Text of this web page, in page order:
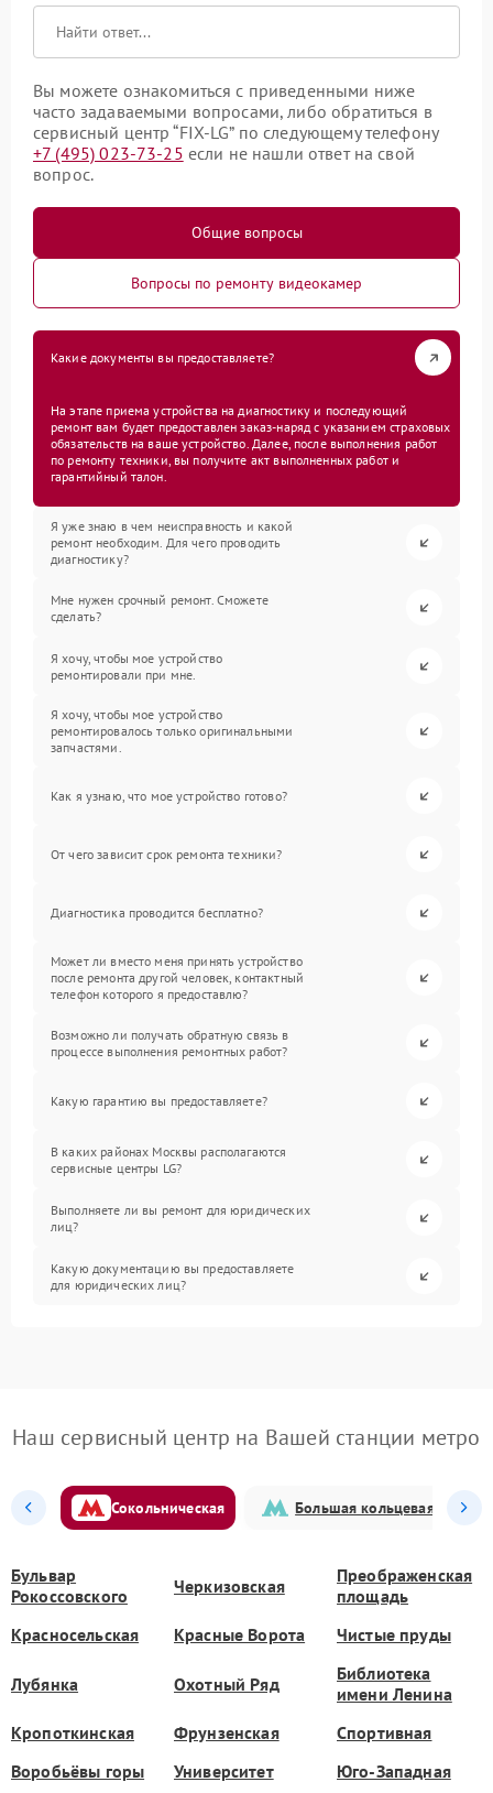
Вы можете ознакомиться с приведенными ниже
часто задаваемыми вопросами, либо обратиться в
сервисный центр “FIX-LG” по следующему телефону
+7 (495) 023-73-25 если не нашли ответ на свой
вопрос.
Общие вопросы
Вопросы по ремонту видеокамер
Какие документы вы предоставляете?
На этапе приема устройства на диагностику и последующий
ремонт вам будет предоставлен заказ-наряд с указанием страховых
обязательств на ваше устройство. Далее, после выполнения работ
по ремонту техники, вы получите акт выполненных работ и
гарантийный талон.
Я уже знаю в чем неисправность и какой
ремонт необходим. Для чего проводить
диагностику?
Мне нужен срочный ремонт. Сможете
сделать?
Я хочу, чтобы мое устройство
ремонтировали при мне.
Я хочу, чтобы мое устройство
ремонтировалось только оригинальными
запчастями.
Как я узнаю, что мое устройство готово?
От чего зависит срок ремонта техники?
Диагностика проводится бесплатно?
Может ли вместо меня принять устройство
после ремонта другой человек, контактный
телефон которого я предоставлю?
Возможно ли получать обратную связь в
процессе выполнения ремонтных работ?
Какую гарантию вы предоставляете?
В каких районах Москвы располагаются
сервисные центры LG?
Выполняете ли вы ремонт для юридических
лиц?
Какую документацию вы предоставляете
для юридических лиц?
Наш сервисный центр на Вашей станции метро
Сокольническая Большая кольцевая
Бульвар
Рокоссовского
Черкизовская
Преображенская
площадь
Красносельская
Красные Ворота Чистые пруды
Лубянка Охотный Ряд
Библиотека
имени Ленина
Кропоткинская
Фрунзенская
Спортивная
Воробьёвы горы
Университет Юго-Западная